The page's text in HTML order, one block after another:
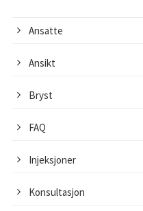
Ansatte
Ansikt
Bryst
FAQ
Injeksjoner
Konsultasjon